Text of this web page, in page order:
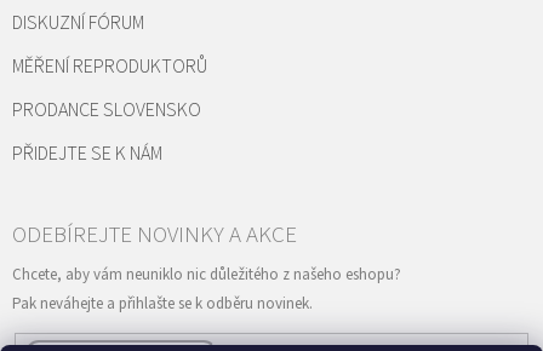
DISKUZNÍ FÓRUM
MĚŘENÍ REPRODUKTORŮ
PRODANCE SLOVENSKO
PŘIDEJTE SE K NÁM